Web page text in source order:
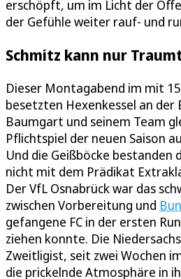
erschöpft, um im Licht der
der Gefühle weiter rauf- und
Schmitz kann nur
Dieser Montagabend im mit
besetzten Hexenkessel an
Baumgart und seinem Team
Pflichtspiel der neuen Saison
Und die Geißböcke bestanden
nicht mit dem Prädikat
Der VfL Osnabrück war das
zwischen Vorbereitung und
gefangene FC in der ersten
ziehen konnte. Die
Zweitligist, seit zwei Wochen
die prickelnde Atmosphäre in